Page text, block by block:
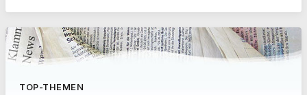
TOP-THEMEN